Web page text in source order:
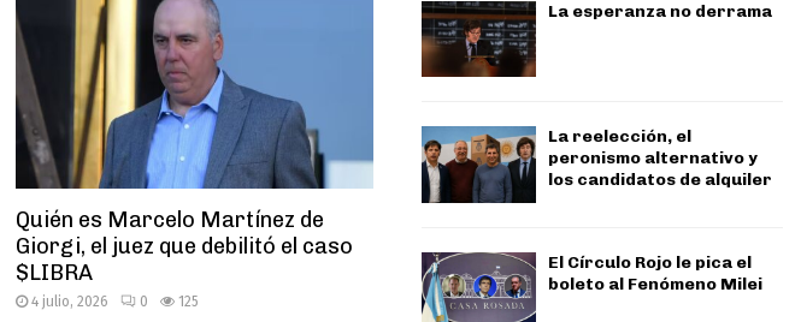
Quién es Marcelo Martínez de
Giorgi, el juez que debilitó el caso
$LIBRA
4 julio, 2026 0 125
La esperanza no derrama
La reelección, el
peronismo alternativo y
los candidatos de alquiler
El Círculo Rojo le pica el
boleto al Fenómeno Milei